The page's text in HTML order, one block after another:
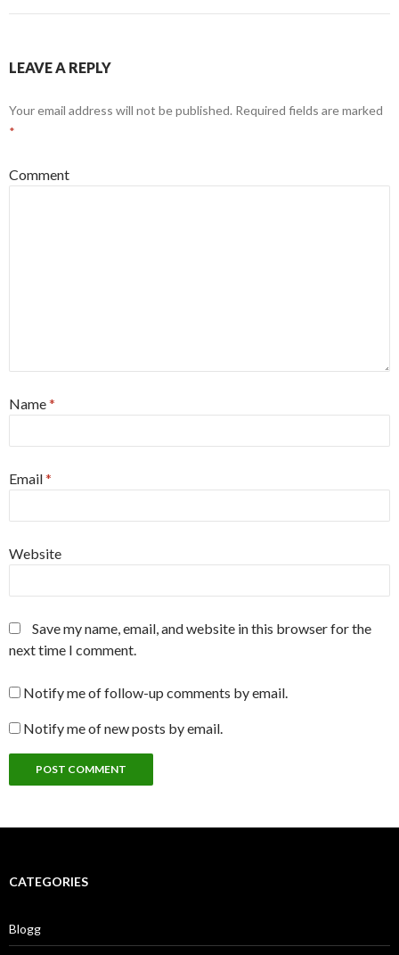
LEAVE A REPLY
Your email address will not be published. Required fields are marked
*
Comment
Name*
Email*
Website
Save my name, email, and website in this browser for the
next time I comment.
Notify me of follow-up comments by email.
Notify me of new posts by email.
CATEGORIES
Blogg